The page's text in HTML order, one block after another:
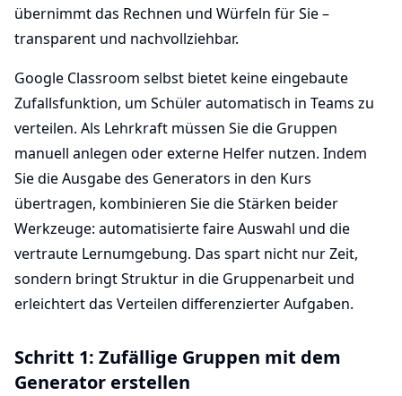
übernimmt das Rechnen und Würfeln für Sie –
transparent und nachvollziehbar.
Google Classroom selbst bietet keine eingebaute
Zufallsfunktion, um Schüler automatisch in Teams zu
verteilen. Als Lehrkraft müssen Sie die Gruppen
manuell anlegen oder externe Helfer nutzen. Indem
Sie die Ausgabe des Generators in den Kurs
übertragen, kombinieren Sie die Stärken beider
Werkzeuge: automatisierte faire Auswahl und die
vertraute Lernumgebung. Das spart nicht nur Zeit,
sondern bringt Struktur in die Gruppenarbeit und
erleichtert das Verteilen differenzierter Aufgaben.
Schritt 1: Zufällige Gruppen mit dem
Generator erstellen